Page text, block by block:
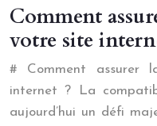
Comment
votre site
# Comment assurer
internet ? La
aujourd’hui un défi